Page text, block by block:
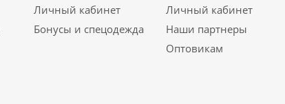
Личный кабинет
Бонусы и спецодежда
Личный кабинет
Наши партнеры
Оптовикам